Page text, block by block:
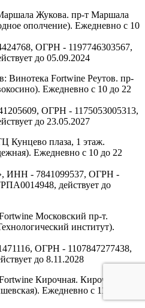
Жукова. пр-т Маршала
ополчение). Ежедневно с 10
ОГРН - 1197746303567,
до 05.09.2024
Винотека Fortwine Реутов. пр-
Ежедневно с 10 до 22
ОГРН - 1175053005313,
до 23.05.2027
Кунцево плаза, 1 этаж.
Ежедневно с 10 до 22
- 7841099537, ОГРН -
действует до
Московский пр-т.
институт).
ОГРН - 1107847277438,
до 8.11.2028
Кирочная. Кирочная ул,
Ежедневно с 11 до 22